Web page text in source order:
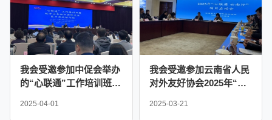
我会受邀参加中促会举办
的“心联通”工作培训班暨
设培训班
2025-04-01
我会受邀参加云南省人民
对外友好协会2025年“心
2025-03-21